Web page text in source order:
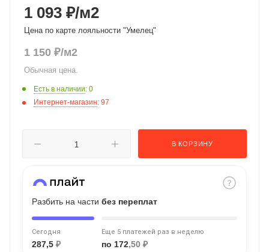
1 093 ₽/м2
Цена по карте лояльности "Умелец"
1 150 ₽/м2
Обычная цена.
Есть в наличии: 0
Интернет-магазин: 97
В КОРЗИНУ
Разбить на части без переплат
Сегодня
287,5 ₽
Еще 5 платежей раз в неделю
по 172,50 ₽
по25%каждые 2 недели
об оплате Плайтом
недели
Остались вопросы?
8 800 302-02-51